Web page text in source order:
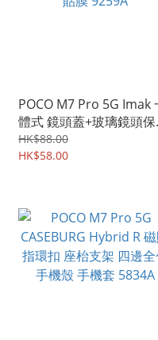
POCO M7 Pro 5G Imak
體式 鏡頭蓋+玻璃鏡頭保
貼 曜黑版 強化鋼化玻璃貼
膜 9259A
HK$88.00
HK$58.00